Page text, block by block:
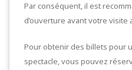
Par conséquent, il est
d’ouverture avant votre visite
Pour obtenir des billets pour
spectacle, vous pouvez